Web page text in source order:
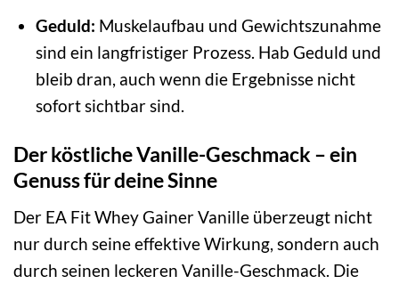
Geduld: Muskelaufbau und Gewichtszunahme
sind ein langfristiger Prozess. Hab Geduld und
bleib dran, auch wenn die Ergebnisse nicht
sofort sichtbar sind.
Der köstliche Vanille-Geschmack – ein
Genuss für deine Sinne
Der EA Fit Whey Gainer Vanille überzeugt nicht
nur durch seine effektive Wirkung, sondern auch
durch seinen leckeren Vanille-Geschmack. Die